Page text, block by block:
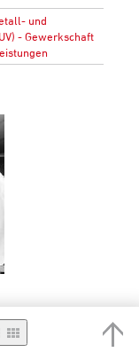
und
- Gewerkschaft